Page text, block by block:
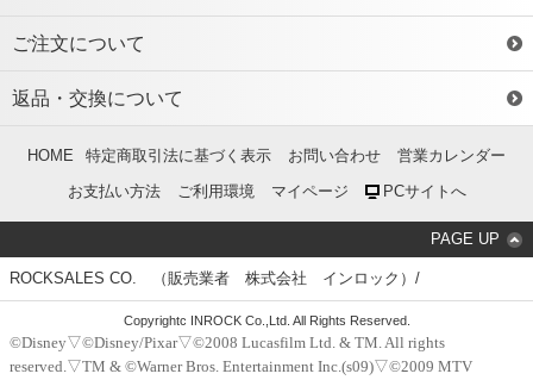
ご注文について
返品・交換について
HOME 特定商取引法に基づく表示 お問い合わせ
営業カレンダー
お支払い方法
ご利用環境 マイページ PCサイトへ
PAGE UP
ROCKSALES CO. （販売業者 株式会社 インロック）/
Copyrightc INROCK Co.,Ltd. All Rights Reserved.
©Disney▽©Disney/Pixar▽©2008 Lucasfilm Ltd. & TM. All rights
reserved.▽TM & ©Warner Bros. Entertainment Inc.(s09)▽©2009 MTV